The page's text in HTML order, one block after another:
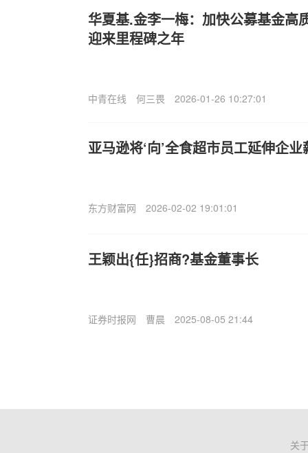
华夏基.金李一梅：加快公募基金高
迎来里程碑之年
中青在线 何三畏 2026-01-26 10:27:01
亚马逊将‘向’全食超市员工延伸企
东方财富网 2026-02-02 19:01:01
王颖出{任}招商?基金董事长
证券时报网 曹晨 2025-08-05 21:44
关